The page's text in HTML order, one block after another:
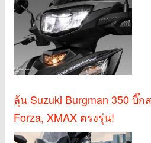
ลุ้น Suzuki Burgman 350 บิ๊
Forza, XMAX ตรงรุ่น!